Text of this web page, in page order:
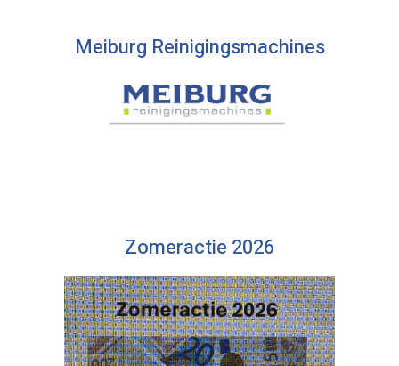
Meiburg Reinigingsmachines
Zomeractie 2026